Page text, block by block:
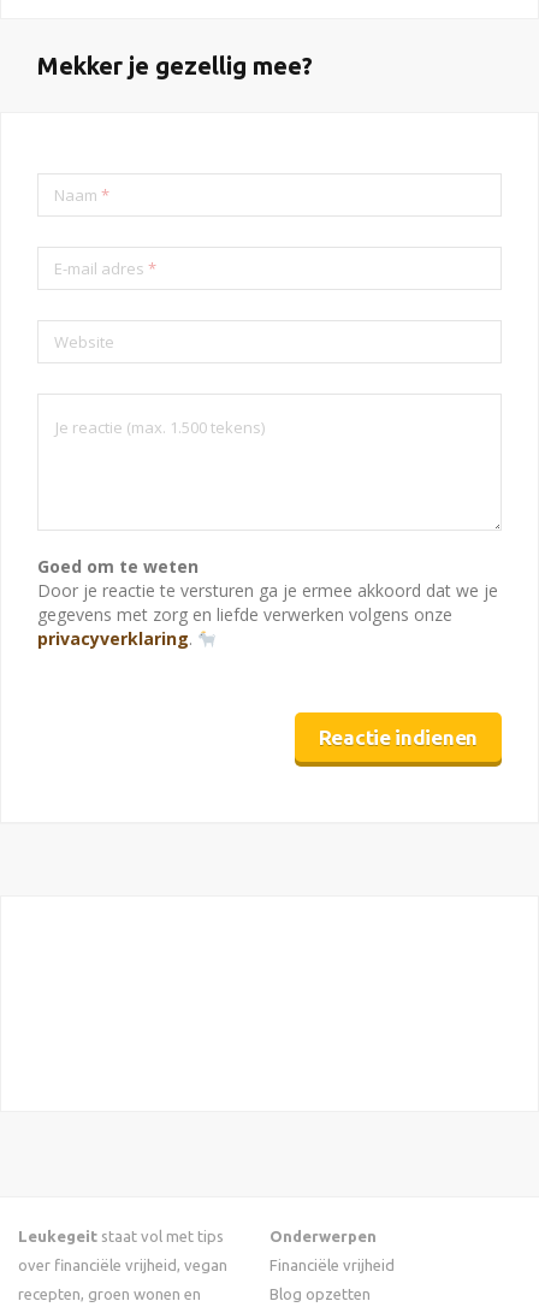
Mekker je gezellig mee?
Naam *
E-mail adres *
Website
Goed om te weten
Door je reactie te versturen ga je ermee akkoord dat we je
gegevens met zorg en liefde verwerken volgens onze
privacyverklaring.
Leukegeit staat vol met tips
over financiële vrijheid, vegan
recepten, groen wonen en
Onderwerpen
Financiële vrijheid
Blog opzetten